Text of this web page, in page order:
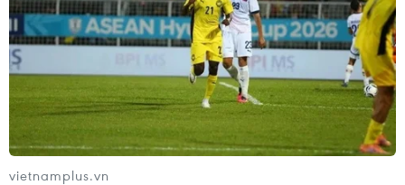
chương trình rèn luyện khả năng sáng tạo và phát triển tư duy
thông qua hội hoạ cho các bạn nhỏ có hoàn cảnh khó khăn tại
trung tâm (Ảnh: Nguyễn Lý Bằng/Vietnam+)
vietnamplus.vn